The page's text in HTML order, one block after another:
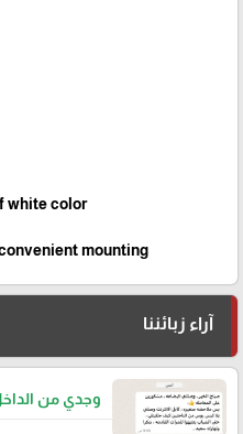
white color
mounting
آراء زبائننا
وجدي من